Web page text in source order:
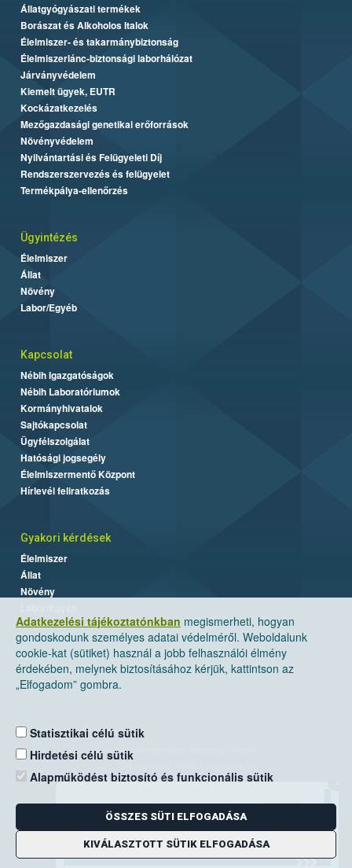
Adatkezelési tájékoztatónkban megismerheti, hogyan
gondoskodunk személyes adatai védelméről. Weboldalunk
cookie-kat (sütiket) használ a jobb felhasználói élmény
érdekében, melynek biztosításához kérjük, kattintson az
„Elfogadom” gombra.
Statisztikai célú sütik
Hirdetési célú sütik
Alapműködést biztosító és funkcionális sütik
ÖSSZES SÜTI ELFOGADÁSA
KIVÁLASZTOTT SÜTIK ELFOGADÁSA
Állatgyógyászati termékek
Borászat és Alkoholos Italok
Élelmiszer- és takarmánybiztonság
Élelmiszerlánc-biztonsági laborhálózat
Járványvédelem
Kiemelt ügyek, EUTR
Kockázatkezelés
Mezőgazdasági genetikai erőforrások
Növényvédelem
Nyilvántartási és Felügyeleti Díj
Rendszerszervezés és felügyelet
Termékpálya-ellenőrzés
Ügyintézés
Élelmiszer
Állat
Növény
Labor/Egyéb
Kapcsolat
Nébih Igazgatóságok
Nébih Laboratóriumok
Kormányhivatalok
Sajtókapcsolat
Ügyfélszolgálat
Hatósági jogsegély
Élelmiszermentő Központ
Hírlevél feliratkozás
Gyakori kérdések
Élelmiszer
Állat
Növény
Nemzeti Élelmiszerlánc-biztonsági Hivatal
Levelezési cím: 1525 Budapest. Pf. 30.
E-mail:ugyfelszolgalat@nebih.gov.hu
Zöld szám: 06-80/263-244
Telefon: 06-1/ 336-9000